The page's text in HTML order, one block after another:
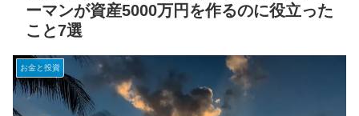
ーマンが資産5000万円を作るのに役立った
こと7選
お金と投資